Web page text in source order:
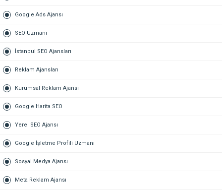
Google Ads Ajansı
SEO Uzmanı
İstanbul SEO Ajansları
Reklam Ajansları
Kurumsal Reklam Ajansı
Google Harita SEO
Yerel SEO Ajansı
Google İşletme Profili Uzmanı
Sosyal Medya Ajansı
Meta Reklam Ajansı